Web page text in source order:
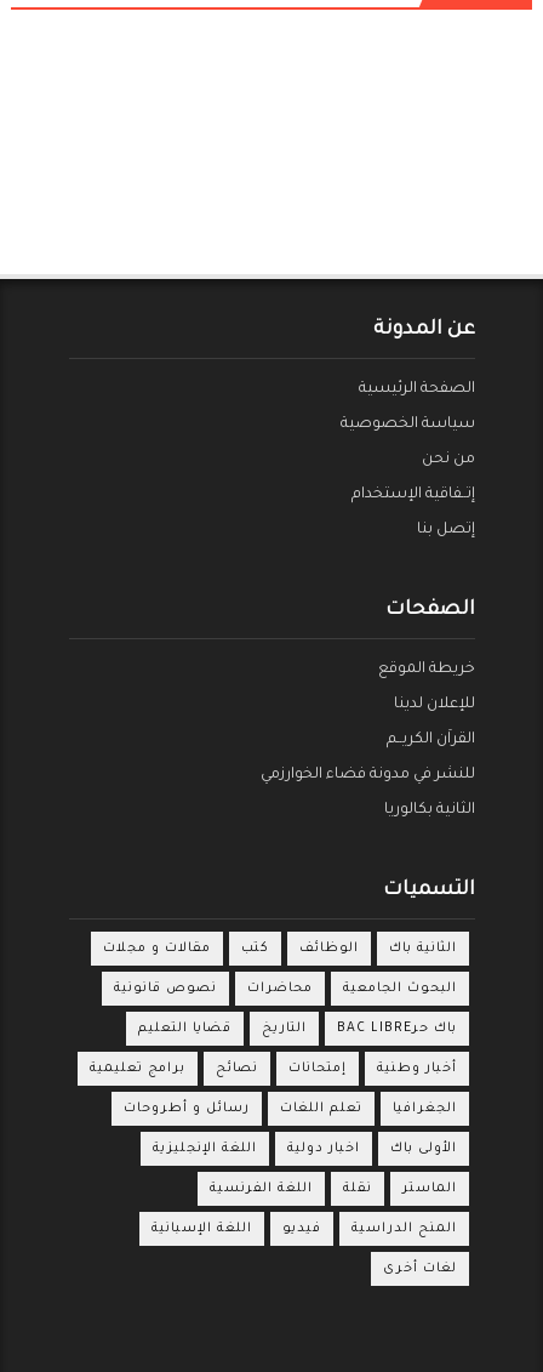
عن المدونة
الصفحة الرئيسية
سياسة الخصوصية
من نحن
إتــفاقية الإستخدام
إتصل بنا
الصفحات
خريطة الموقع
للإعلان لدينا
القراَن الكريــم
للنشر في مدونة فضاء الخوارزمي
الثانية بكالوريا
التسميات
الثانية باك الوظائف كتب مقالات و مجلات
البحوث الجامعية محاضرات نصوص قانونية
باك حرBAC LIBRE التاريخ قضايا التعليم
أخبار وطنية إمتحانات نصائح برامج تعليمية
الجغرافيا تعلم اللغات رسائل و أطروحات
الأولى باك اخبار دولية اللغة الإنجليزية
الماستر نقلة اللغة الفرنسية
المنح الدراسية فيديو اللغة الإسبانية
لغات أخرى